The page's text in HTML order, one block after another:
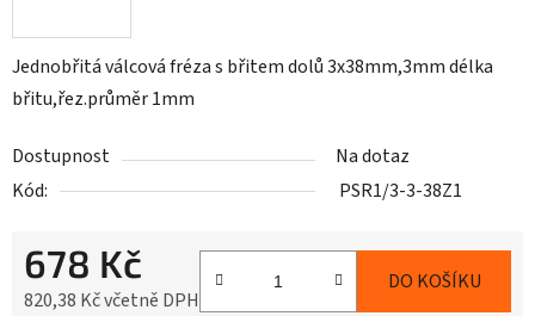
Jednobřitá válcová fréza s břitem dolů 3x38mm,3mm délka
břitu,řez.průměr 1mm
Dostupnost
Na dotaz
Kód:
PSR1/3-3-38Z1
678 Kč
820,38 Kč včetně DPH
DO KOŠÍKU